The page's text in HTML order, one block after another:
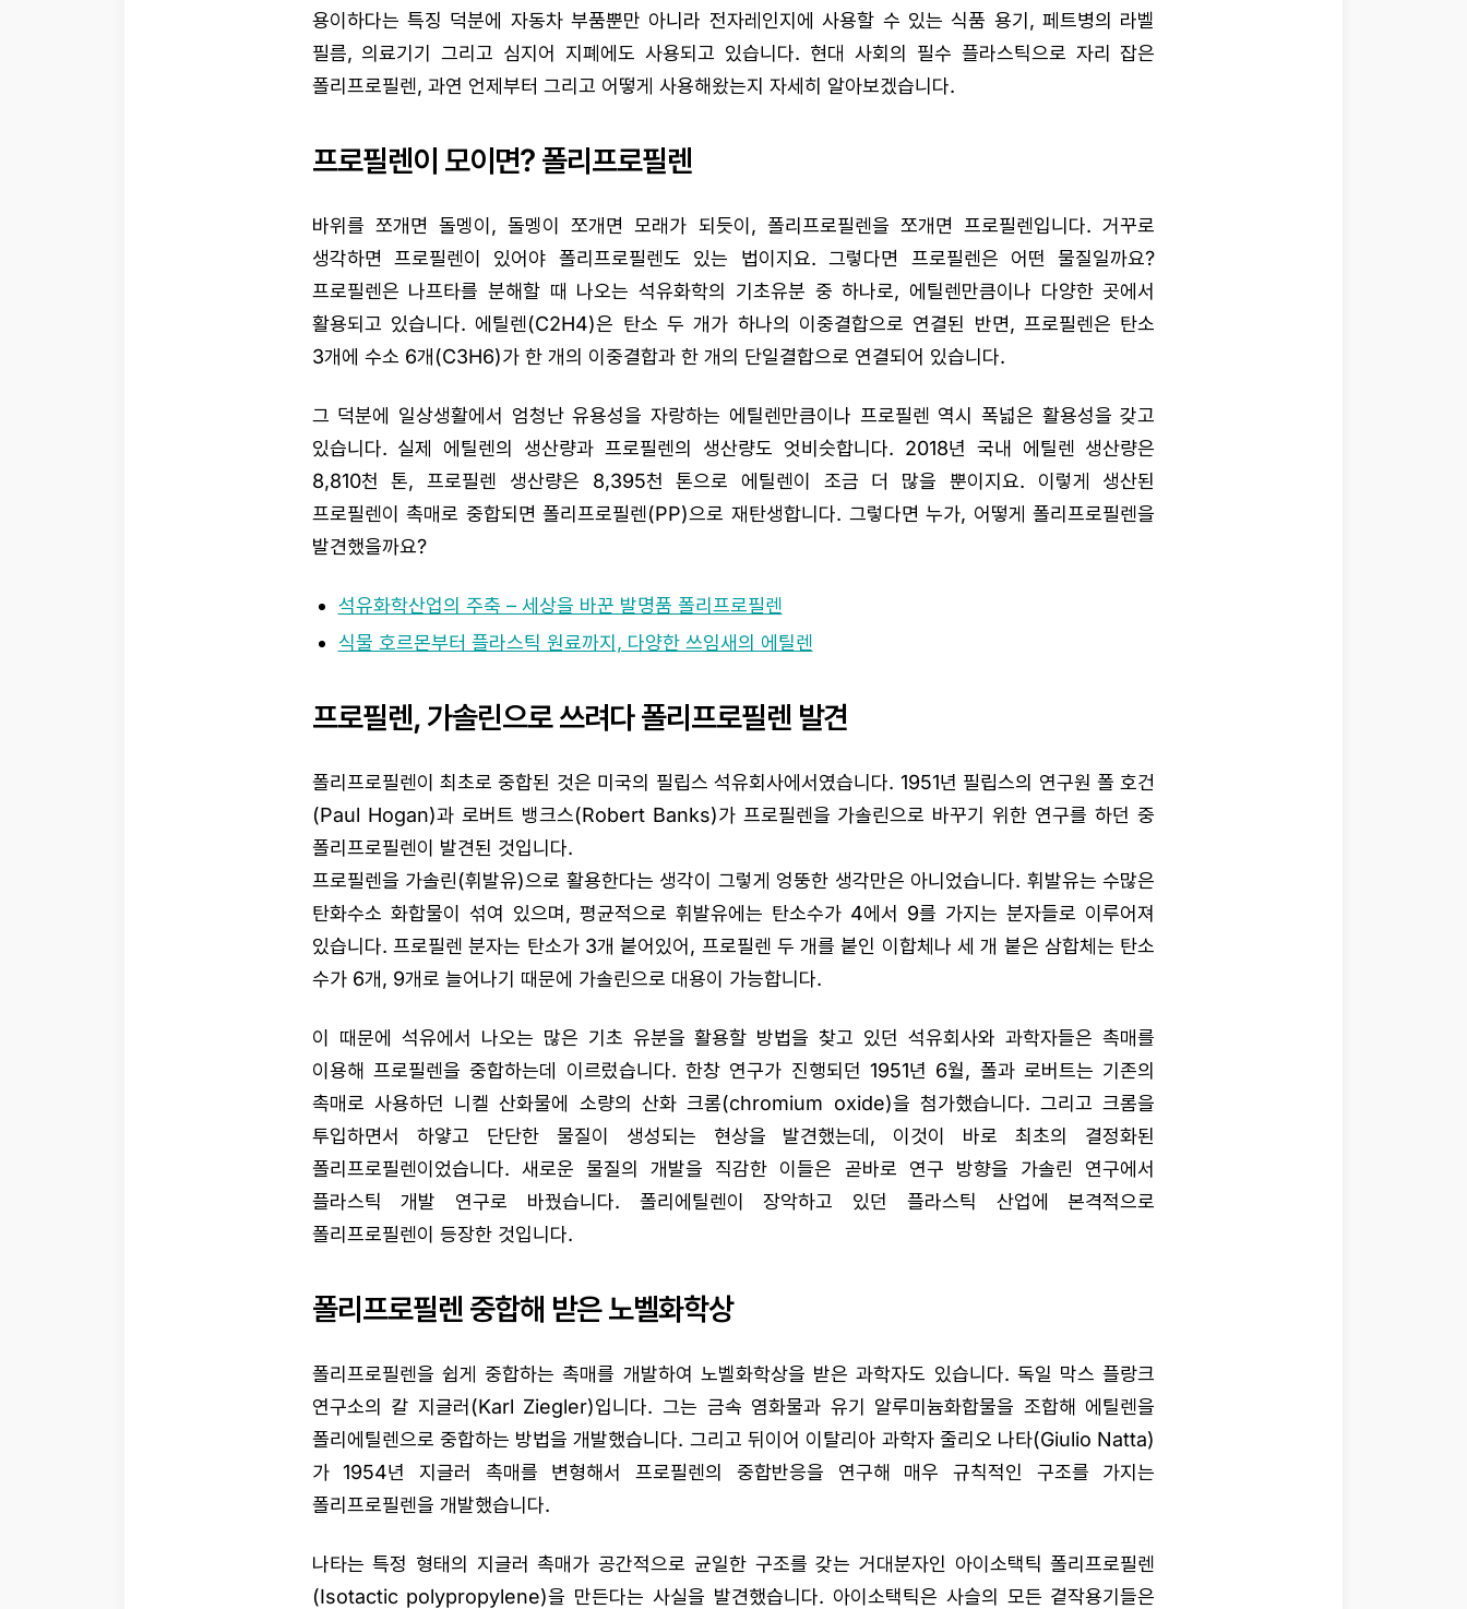
용이하다는 특징 덕분에 자동차 부품뿐만 아니라 전자레인지에 사용할 수 있는 식품 용기, 페트병의 라벨
필름, 의료기기 그리고 심지어 지폐에도 사용되고 있습니다. 현대 사회의 필수 플라스틱으로 자리 잡은
폴리프로필렌, 과연 언제부터 그리고 어떻게 사용해왔는지 자세히 알아보겠습니다.
프로필렌이 모이면? 폴리프로필렌
바위를 쪼개면 돌멩이, 돌멩이 쪼개면 모래가 되듯이, 폴리프로필렌을 쪼개면 프로필렌입니다. 거꾸로
생각하면 프로필렌이 있어야 폴리프로필렌도 있는 법이지요. 그렇다면 프로필렌은 어떤 물질일까요?
프로필렌은 나프타를 분해할 때 나오는 석유화학의 기초유분 중 하나로, 에틸렌만큼이나 다양한 곳에서
활용되고 있습니다. 에틸렌(C2H4)은 탄소 두 개가 하나의 이중결합으로 연결된 반면, 프로필렌은 탄소
3개에 수소 6개(C3H6)가 한 개의 이중결합과 한 개의 단일결합으로 연결되어 있습니다.
그 덕분에 일상생활에서 엄청난 유용성을 자랑하는 에틸렌만큼이나 프로필렌 역시 폭넓은 활용성을 갖고
있습니다. 실제 에틸렌의 생산량과 프로필렌의 생산량도 엇비슷합니다. 2018년 국내 에틸렌 생산량은
8,810천 톤, 프로필렌 생산량은 8,395천 톤으로 에틸렌이 조금 더 많을 뿐이지요. 이렇게 생산된
프로필렌이 촉매로 중합되면 폴리프로필렌(PP)으로 재탄생합니다. 그렇다면 누가, 어떻게 폴리프로필렌을
발견했을까요?
석유화학산업의 주축 – 세상을 바꾼 발명품 폴리프로필렌
식물 호르몬부터 플라스틱 원료까지, 다양한 쓰임새의 에틸렌
프로필렌, 가솔린으로 쓰려다 폴리프로필렌 발견
폴리프로필렌이 최초로 중합된 것은 미국의 필립스 석유회사에서였습니다. 1951년 필립스의 연구원 폴 호건
(Paul Hogan)과 로버트 뱅크스(Robert Banks)가 프로필렌을 가솔린으로 바꾸기 위한 연구를 하던 중
폴리프로필렌이 발견된 것입니다.
프로필렌을 가솔린(휘발유)으로 활용한다는 생각이 그렇게 엉뚱한 생각만은 아니었습니다. 휘발유는 수많은
탄화수소 화합물이 섞여 있으며, 평균적으로 휘발유에는 탄소수가 4에서 9를 가지는 분자들로 이루어져
있습니다. 프로필렌 분자는 탄소가 3개 붙어있어, 프로필렌 두 개를 붙인 이합체나 세 개 붙은 삼합체는 탄소
수가 6개, 9개로 늘어나기 때문에 가솔린으로 대용이 가능합니다.
이 때문에 석유에서 나오는 많은 기초 유분을 활용할 방법을 찾고 있던 석유회사와 과학자들은 촉매를
이용해 프로필렌을 중합하는데 이르렀습니다. 한창 연구가 진행되던 1951년 6월, 폴과 로버트는 기존의
촉매로 사용하던 니켈 산화물에 소량의 산화 크롬(chromium oxide)을 첨가했습니다. 그리고 크롬을
투입하면서 하얗고 단단한 물질이 생성되는 현상을 발견했는데, 이것이 바로 최초의 결정화된
폴리프로필렌이었습니다. 새로운 물질의 개발을 직감한 이들은 곧바로 연구 방향을 가솔린 연구에서
플라스틱 개발 연구로 바꿨습니다. 폴리에틸렌이 장악하고 있던 플라스틱 산업에 본격적으로
폴리프로필렌이 등장한 것입니다.
폴리프로필렌 중합해 받은 노벨화학상
폴리프로필렌을 쉽게 중합하는 촉매를 개발하여 노벨화학상을 받은 과학자도 있습니다. 독일 막스 플랑크
연구소의 칼 지글러(Karl Ziegler)입니다. 그는 금속 염화물과 유기 알루미늄화합물을 조합해 에틸렌을
폴리에틸렌으로 중합하는 방법을 개발했습니다. 그리고 뒤이어 이탈리아 과학자 줄리오 나타(Giulio Natta)
가 1954년 지글러 촉매를 변형해서 프로필렌의 중합반응을 연구해 매우 규칙적인 구조를 가지는
폴리프로필렌을 개발했습니다.
나타는 특정 형태의 지글러 촉매가 공간적으로 균일한 구조를 갖는 거대분자인 아이소택틱 폴리프로필렌
(Isotactic polypropylene)을 만든다는 사실을 발견했습니다. 아이소택틱은 사슬의 모든 곁작용기들은